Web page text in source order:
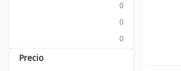
0
0
0
Precio